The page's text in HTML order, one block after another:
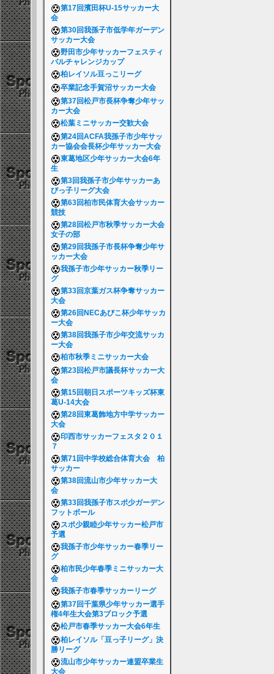
第17回濱田杯U-15サッカー大
会
第30回我孫子市低学年ガーデン
サッカー大会
野田市少年サッカーフェスティ
バルチャレンジカップ
柏レイソル豆っこリーグ
卒業記念手賀沼サッカー大会
第37回松戸市長杯争奪少年サッ
カー大会
松葉ミニサッカー交歓大会
第24回ACFA我孫子市少年サッ
カー協会会長杯少年サッカー大会
東葛地区少年サッカー大会6年
生
第3回我孫子市少年サッカーあ
びっ子リーグ大会
第63回柏市民体育大会サッカー
競技
第28回松戸市秋季サッカー大会
女子の部
第29回我孫子市長杯争奪少年サ
ッカー大会
我孫子市少年サッカー秋季リー
グ
第33回京葉ガス杯争奪サッカー
大会
第26回NECあびこ杯少年サッカ
ー大会
第38回我孫子市少年交流サッカ
ー大会
柏市秋季ミニサッカー大会
第23回松戸市議長杯サッカー大
会
第15回朝日スポーツキッズ杯東
葛U-14大会
第28回東葛飾地方中学サッカー
大会
印西市サッカーフェスタ２０１
７
第71回中学校総合体育大会 柏
サッカー
第38回流山市少年サッカー大
会
第33回我孫子市スポ少ガーデン
フットボール
スポ少親睦少年サッカー松戸市
予選
我孫子市少年サッカー春季リー
グ
柏市民少年春季ミニサッカー大
会
我孫子市春季サッカーリーグ
第37回千葉県少年サッカー選手
権4年生大会第3ブロック予選
松戸市春季サッカー大会6年生
柏レイソル「豆っ子リーグ」決
勝リーグ
流山市少年サッカー連盟卒業生
大会